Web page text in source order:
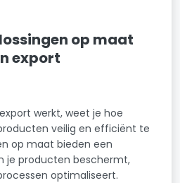
op maat
export
werkt, weet je hoe
veilig en efficiënt te
op maat bieden een
je producten beschermt,
optimaliseert.